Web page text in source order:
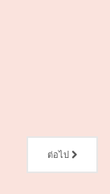
ต่อไป